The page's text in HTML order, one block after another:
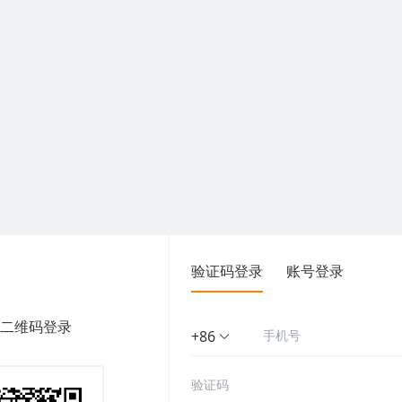
维码登录
验证码登录 账号登录
+86